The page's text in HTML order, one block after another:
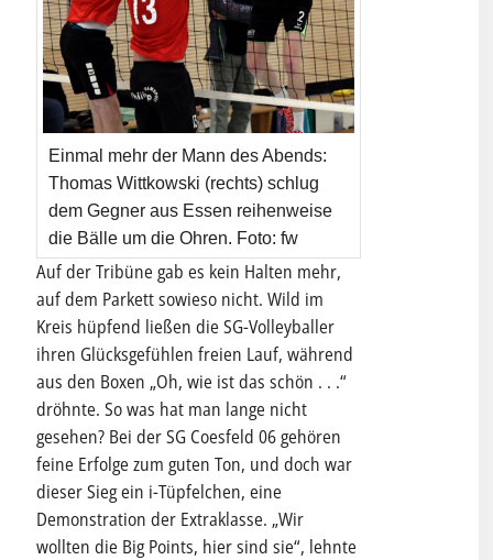
Einmal mehr der Mann des Abends:
Thomas Wittkowski (rechts) schlug
dem Gegner aus Essen reihenweise
die Bälle um die Ohren. Foto: fw
Auf der Tribüne gab es kein Halten mehr,
auf dem Parkett sowieso nicht. Wild im
Kreis hüpfend ließen die SG-Volleyballer
ihren Glücksgefühlen freien Lauf, während
aus den Boxen „Oh, wie ist das schön . . .“
dröhnte. So was hat man lange nicht
gesehen? Bei der SG Coesfeld 06 gehören
feine Erfolge zum guten Ton, und doch war
dieser Sieg ein i-Tüpfelchen, eine
Demonstration der Extraklasse. „Wir
wollten die Big Points, hier sind sie“, lehnte